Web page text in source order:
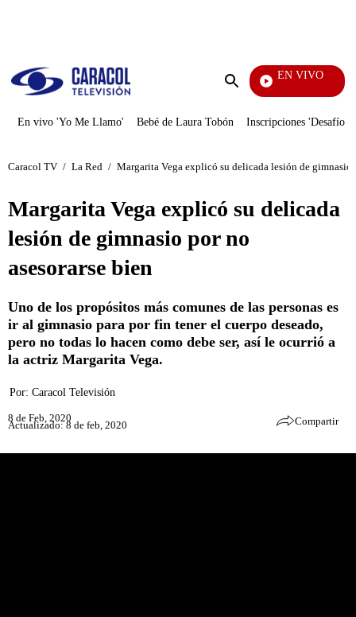
Enviar
EN VIVO
Pura Diversión
En vivo 'Yo Me Llamo' Bebé de Laura Tobón Inscripciones 'Desafío'
Caracol TV / La Red / Margarita Vega explicó su delicada lesión de gimnasio
Margarita Vega explicó su delicada
lesión de gimnasio por no
asesorarse bien
Uno de los propósitos más comunes de las personas es
ir al gimnasio para por fin tener el cuerpo deseado,
pero no todas lo hacen como debe ser, así le ocurrió a
la actriz Margarita Vega.
Por: Caracol Televisión
8 de Feb, 2020
Actualizado: 8 de feb, 2020 Compartir